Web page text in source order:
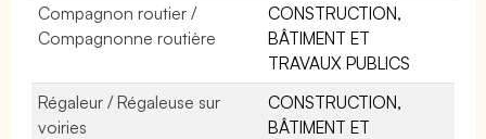
Compagnon routier /
Compagnonne routière
CONSTRUCTION,
BÂTIMENT ET
TRAVAUX PUBLICS
Régaleur / Régaleuse sur
voiries
CONSTRUCTION,
BÂTIMENT ET